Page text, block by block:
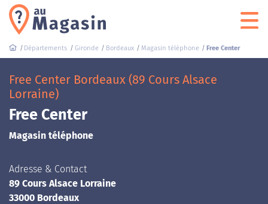
Départements Gironde Bordeaux Magasin téléphone Free Center
Free Center Bordeaux (89 Cours Alsace
Lorraine)
Free Center
Magasin téléphone
Adresse & Contact
89 Cours Alsace Lorraine
33000 Bordeaux